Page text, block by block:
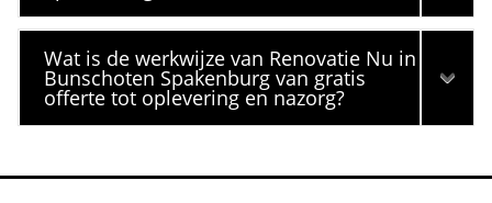
Wat is de werkwijze van Renovatie Nu in
Bunschoten Spakenburg van gratis
offerte tot oplevering en nazorg?